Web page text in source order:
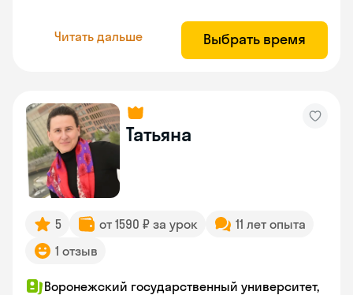
Читать дальше Выбрать время
Татьяна
5 от 1590 ₽ за урок
11 лет опыта
1 отзыв
Воронежский государственный университет,